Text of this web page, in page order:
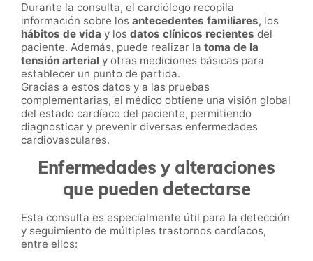
Durante la consulta, el cardiólogo recopila
información sobre los antecedentes familiares, los
hábitos de vida y los datos clínicos recientes del
paciente. Además, puede realizar la toma de la
tensión arterial y otras mediciones básicas para
establecer un punto de partida.
Gracias a estos datos y a las pruebas
complementarias, el médico obtiene una visión global
del estado cardíaco del paciente, permitiendo
diagnosticar y prevenir diversas enfermedades
cardiovasculares.
Enfermedades y alteraciones
que pueden detectarse
Esta consulta es especialmente útil para la detección
y seguimiento de múltiples trastornos cardíacos,
entre ellos: